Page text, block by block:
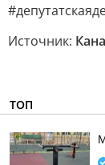
Источник:
ТОП